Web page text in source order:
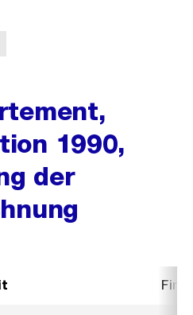
1990,
der